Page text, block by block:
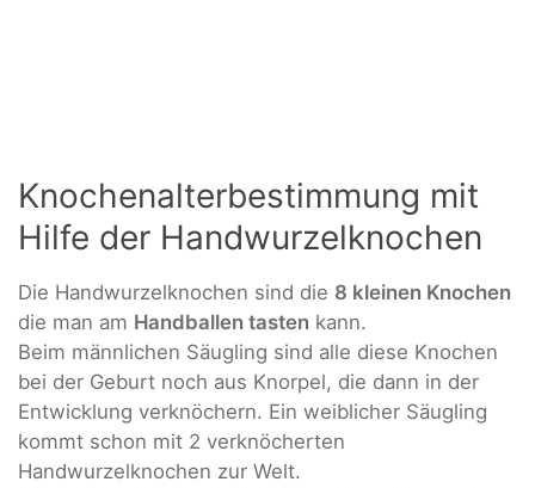
Knochenalterbestimmung mit
Hilfe der Handwurzelknochen
Die Handwurzelknochen sind die 8 kleinen Knochen
die man am Handballen tasten kann.
Beim männlichen Säugling sind alle diese Knochen
bei der Geburt noch aus Knorpel, die dann in der
Entwicklung verknöchern. Ein weiblicher Säugling
kommt schon mit 2 verknöcherten
Handwurzelknochen zur Welt.